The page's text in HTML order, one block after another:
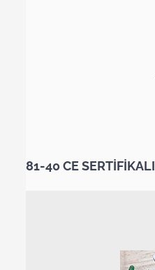
81-40 CE SERTİFİKALI